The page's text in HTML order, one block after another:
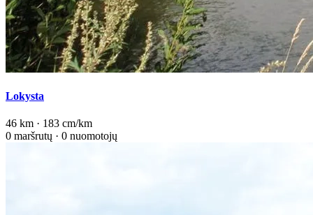
Lokysta
46 km · 183 cm/km
0 maršrutų · 0 nuomotojų